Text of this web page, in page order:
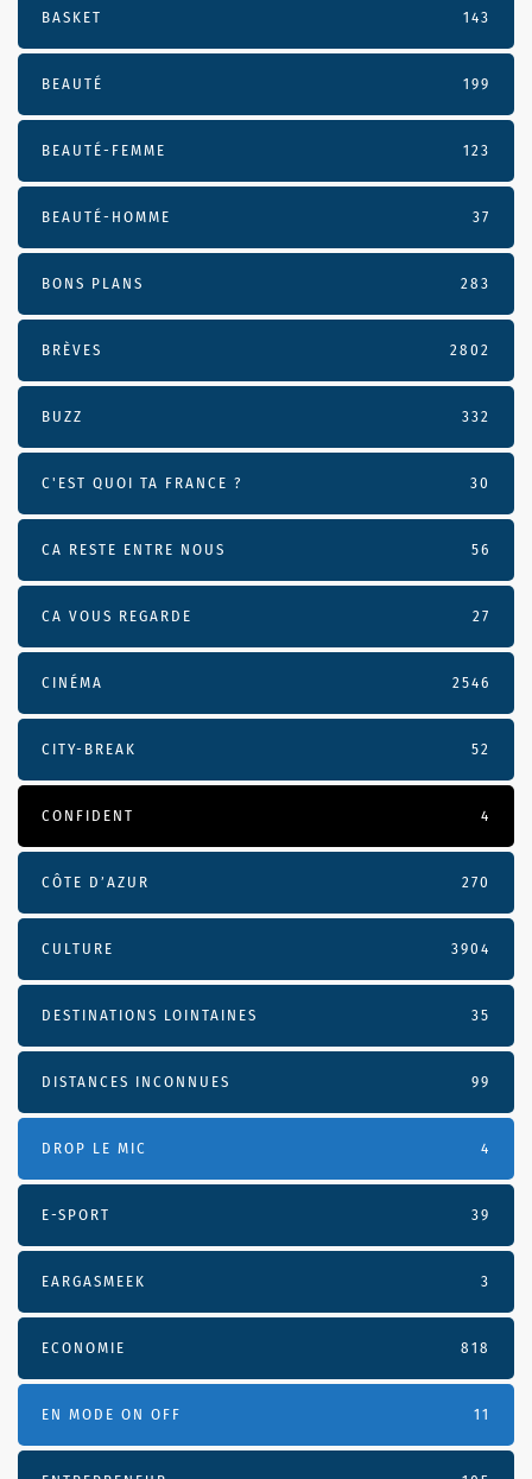
BASKET 143
BEAUTÉ 199
BEAUTÉ-FEMME 123
BEAUTÉ-HOMME 37
BONS PLANS 283
BRÈVES 2802
BUZZ 332
C'EST QUOI TA FRANCE ? 30
CA RESTE ENTRE NOUS 56
CA VOUS REGARDE 27
CINÉMA 2546
CITY-BREAK 52
CONFIDENT 4
CÔTE D’AZUR 270
CULTURE 3904
DESTINATIONS LOINTAINES 35
DISTANCES INCONNUES 99
DROP LE MIC 4
E-SPORT 39
EARGASMEEK 3
ECONOMIE 818
EN MODE ON OFF 11